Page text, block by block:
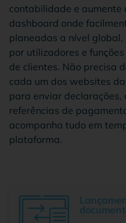
contabilidade e aumente
dashboard onde
planeadas a nível
por utilizadores e
de clientes. Não precisa
cada um dos websites
para enviar
referências de
acompanha tudo em
plataforma.